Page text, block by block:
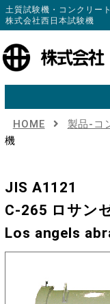
土質試験機・コンクリー
株式会社西日本試験機
HOME 製品-コ
機
JIS A1121
C-265 ロサン
Los angels